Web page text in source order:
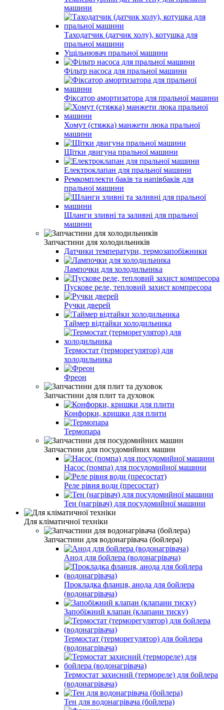
машини
Таходатчик (датчик холу), котушка для
пральної машини
Ущільнювач пральної машини
Фільтр насоса для пральної машини
Фіксатор амортизатора для пральної машини
Хомут (стяжка) манжети люка пральної
машини
Щітки двигуна пральної машини
Електроклапан для пральної машини
Ремкомплекти баків та напівбаків для
пральної машини
Шланги зливні та заливні для пральної
машини
Запчастини для холодильників
Датчики температури, термозапобіжники
Лампочки для холодильника
Пускове реле, тепловий захист компресора
Ручки дверей
Таймер відтайки холодильника
Термостат (терморегулятор) для
холодильника
Фреон
Запчастини для плит та духовок
Конфорки, кришки для плити
Термопара
Запчастини для посудомийних машин
Насос (помпа) для посудомийної машини
Реле рівня води (пресостат)
Тен (нагрівач) для посудомийної машини
Для кліматичної техніки
Запчастини для водонагрівача (бойлера)
Анод для бойлера (водонагрівача)
Прокладка фланця, анода для бойлера
(водонагрівача)
Запобіжний клапан (клапани тиску)
Термостат (терморегулятор) для бойлера
(водонагрівача)
Термостат захисний (термореле) для бойлера
(водонагрівача)
Тен для водонагрівача (бойлера)